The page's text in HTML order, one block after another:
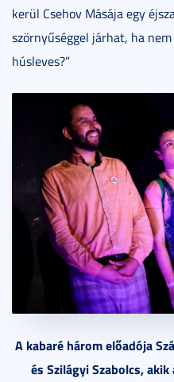
kerül Csehov Másája egy
szörnyűséggel járhat, ha
húsleves?”
A kabaré három előadója
és Szilágyi Szabolcs,